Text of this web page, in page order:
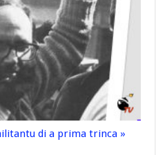
di a prima trinca »